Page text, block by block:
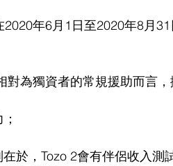
年6月1日至2020年8月
對為獨資者的常規援助而言
於，Tozo 2會有伴侶收入測